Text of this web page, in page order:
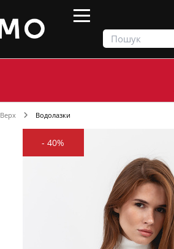
Верх Водолазки
-40%